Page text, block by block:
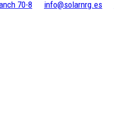
70-8 info@solarnrg.es